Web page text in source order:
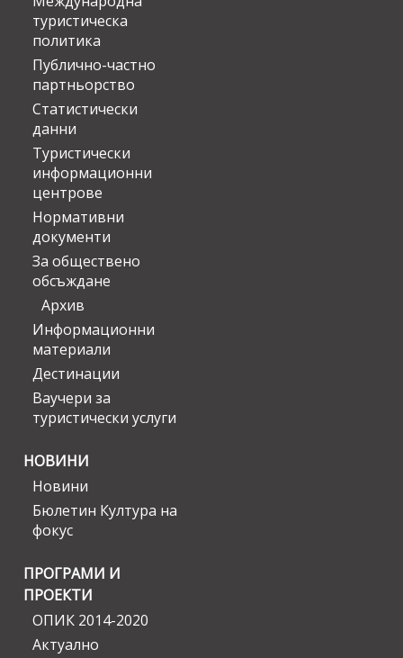
туристическа
политика
Публично-частно
партньорство
Статистически
данни
Туристически
информационни
центрове
Нормативни
документи
За обществено
обсъждане
Архив
Информационни
материали
Дестинации
Ваучери за
туристически услуги
НОВИНИ
Новини
Бюлетин Култура на
фокус
ПРОГРАМИ И
ПРОЕКТИ
ОПИК 2014-2020
Актуално